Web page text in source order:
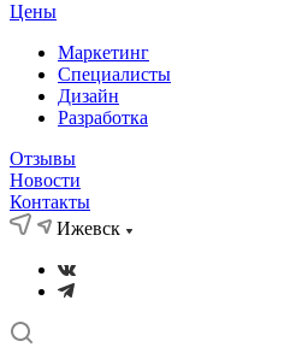
Цены
Маркетинг
Специалисты
Дизайн
Разработка
Отзывы
Новости
Контакты
Ижевск